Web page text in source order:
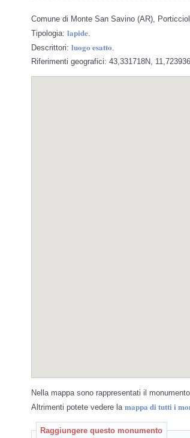
Comune di Monte San Savino (AR),
Tipologia: lapide
Descrittori: luogo esatto
Riferimenti geografici: 43,331718N,
Nella mappa sono rappresentati il
Altrimenti potete vedere la mappa di tutti i
Raggiungere questo monumento